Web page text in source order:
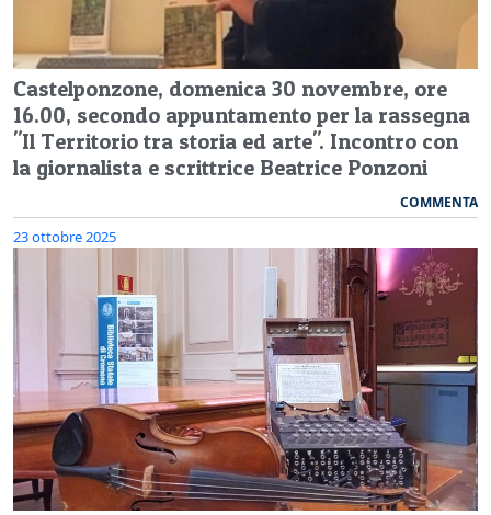
Castelponzone, domenica 30 novembre, ore
16.00, secondo appuntamento per la rassegna
"Il Territorio tra storia ed arte". Incontro con
la giornalista e scrittrice Beatrice Ponzoni
COMMENTA
23 ottobre 2025